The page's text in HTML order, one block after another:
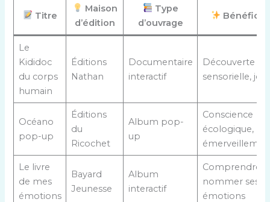
Titre
Maison
d’édition
Type
d’ouvrage
Bénéfice
Le
Kididoc
du corps
humain
Éditions
Nathan
Documentaire
interactif
Découverte
sensorielle,
Océano
pop-up
Éditions
du
Ricochet
Album pop-
up
Conscience
écologique,
Le livre
de mes
émotions
Bayard
Jeunesse
Album
interactif
Comprendre
nommer ses
émotions